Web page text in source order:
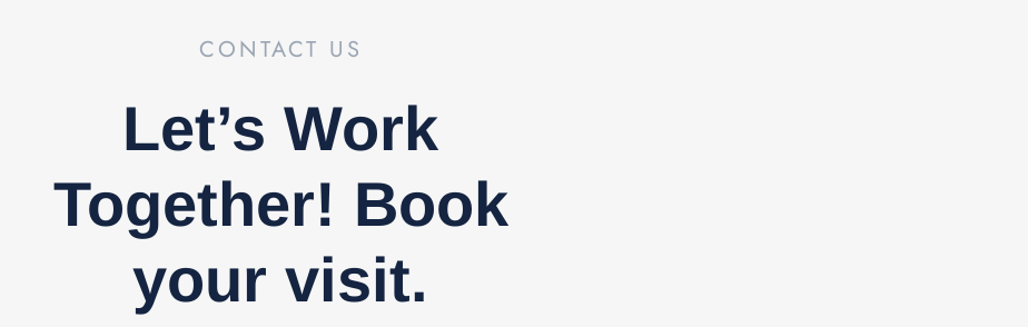
CONTACT US
Let’s Work
Together! Book
your visit.